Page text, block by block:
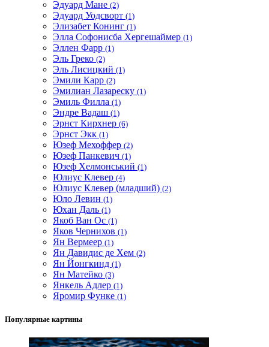
Эдуард Мане (2)
Эдуард Уодсворт (1)
Элизабет Конинг (1)
Элла Софонисба Хергешаймер (1)
Эллен Фарр (1)
Эль Греко (2)
Эль Лисицкий (1)
Эмили Карр (2)
Эмилиан Лазареску (1)
Эмиль Филла (1)
Эндре Вадаш (1)
Эрнст Кирхнер (6)
Эрнст Экк (1)
Юзеф Мехоффер (2)
Юзеф Панкевич (1)
Юзеф Хелмонський (1)
Юлиус Клевер (4)
Юлиус Клевер (младший) (2)
Юло Левин (1)
Юхан Даль (1)
Якоб Ван Ос (1)
Яков Чернихов (1)
Ян Вермеер (1)
Ян Давидис де Хем (2)
Ян Йонгкинд (1)
Ян Матейко (3)
Янкель Адлер (1)
Яромир Функе (1)
Популярные картины